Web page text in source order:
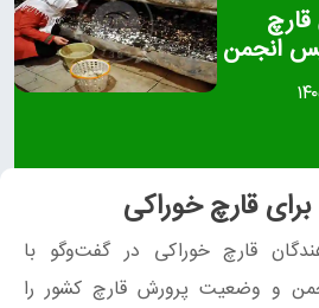
انجمن
قارچ خوراکی
قارچ خوراکی در گفت‌وگو با
و وضعیت پرورش قارچ کشور را